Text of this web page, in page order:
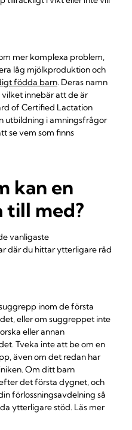
mer komplexa problem,
låg mjölkproduktion och
födda barn. Deras namn
innebär att de är
of Certified Lactation
utbildning i amningsfrågor
se vem som finns
kan en
till med?
vanligaste
där du hittar ytterligare råd
inom de första
eller om suggreppet inte
eller annan
Tveka inte att be om en
även om det redan har
Om ditt barn
det första dygnet, och
förlossningsavdelning så
ytterligare stöd. Läs mer